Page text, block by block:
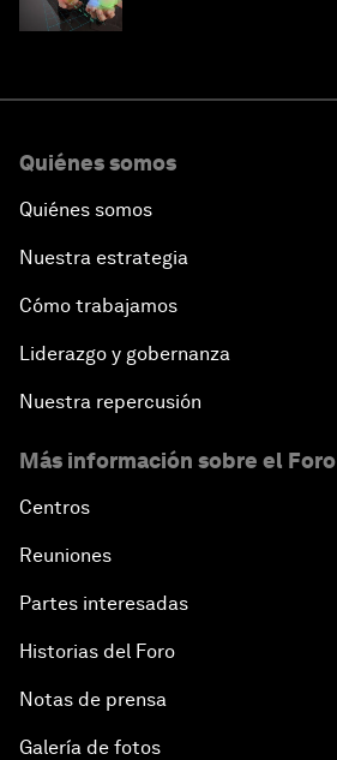
Quiénes somos
Quiénes somos
Nuestra estrategia
Cómo trabajamos
Liderazgo y gobernanza
Nuestra repercusión
Más información sobre el Foro
Centros
Reuniones
Partes interesadas
Historias del Foro
Notas de prensa
Galería de fotos